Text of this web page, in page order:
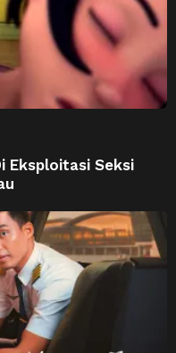
Eksploitasi Seksi